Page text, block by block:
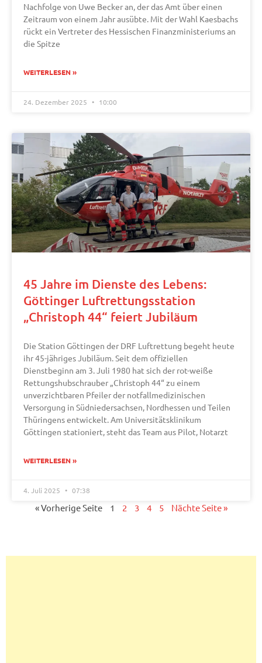
Nachfolge von Uwe Becker an, der das Amt über einen
Zeitraum von einem Jahr ausübte. Mit der Wahl Kaesbachs
rückt ein Vertreter des Hessischen Finanzministeriums an
die Spitze
WEITERLESEN »
24. Dezember 2025 10:00
45 Jahre im Dienste des Lebens:
Göttinger Luftrettungsstation
„Christoph 44“ feiert Jubiläum
Die Station Göttingen der DRF Luftrettung begeht heute
ihr 45-jähriges Jubiläum. Seit dem offiziellen
Dienstbeginn am 3. Juli 1980 hat sich der rot-weiße
Rettungshubschrauber „Christoph 44“ zu einem
unverzichtbaren Pfeiler der notfallmedizinischen
Versorgung in Südniedersachsen, Nordhessen und Teilen
Thüringens entwickelt. Am Universitätsklinikum
Göttingen stationiert, steht das Team aus Pilot, Notarzt
WEITERLESEN »
4. Juli 2025 07:38
« Vorherige Seite 1 2 3 4 5 Nächte Seite »